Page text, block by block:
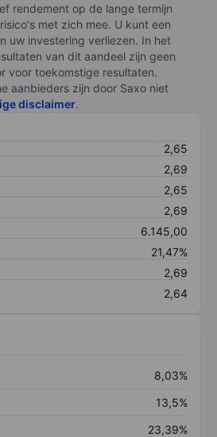
rendement op de lange termijn
met zich mee. U kunt een
uw investering verliezen. In het
van dit aandeel zijn geen
voor toekomstige resultaten.
aanbieders zijn door Saxo niet
disclaimer.
2,65
2,69
2,65
2,69
6.145,00
21,47%
2,69
2,64
8,03%
13,5%
23,39%